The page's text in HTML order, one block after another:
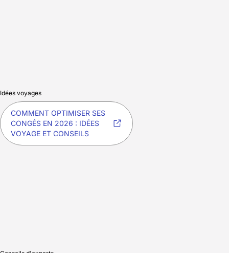
Idées voyages
COMMENT OPTIMISER SES
CONGÉS EN 2026 : IDÉES
VOYAGE ET CONSEILS